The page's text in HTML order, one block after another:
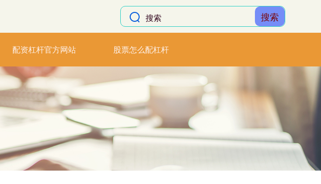
搜索
配资杠杆官方网站 股票怎么配杠杆